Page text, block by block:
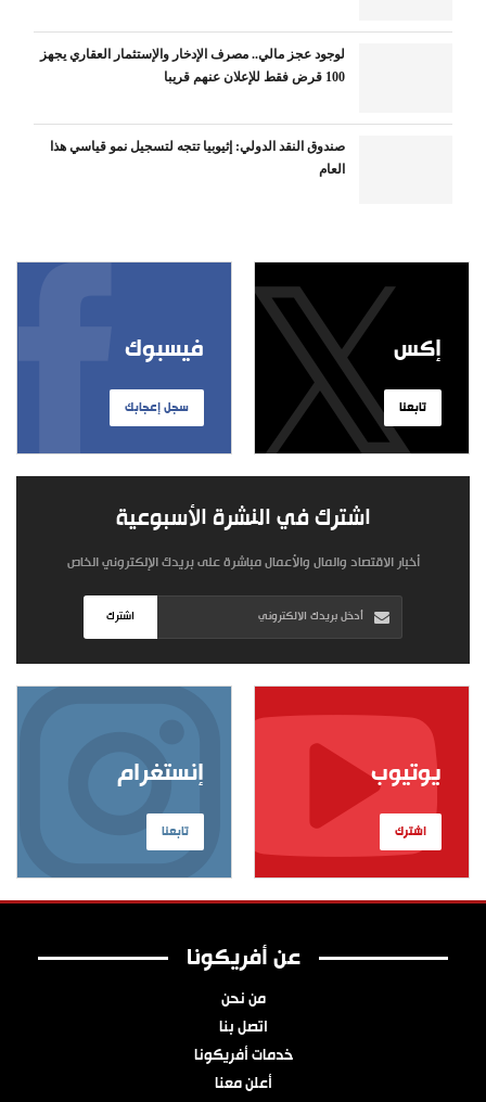
لوجود عجز مالي.. مصرف الإدخار والإستثمار العقاري يجهز
100 قرض فقط للإعلان عنهم قريبا
صندوق النقد الدولي: إثيوبيا تتجه لتسجيل نمو قياسي هذا
العام
فيسبوك
سجل إعجابك
إكس
تابعنا
اشترك في النشرة الأسبوعية
أخبار الاقتصاد والمال والأعمال مباشرة على بريدك الإلكتروني الخاص
اشترك
إنستغرام
تابعنا
يوتيوب
اشترك
عن أفريكونا
من نحن
اتصل بنا
خدمات أفريكونا
أعلن معنا